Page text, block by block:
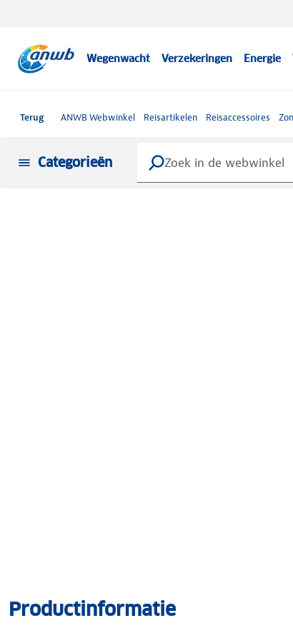
Wegenwacht Verzekeringen Energie
Terug ANWB Webwinkel Reisartikelen Reisaccessoires
Categorieën
Productinformatie